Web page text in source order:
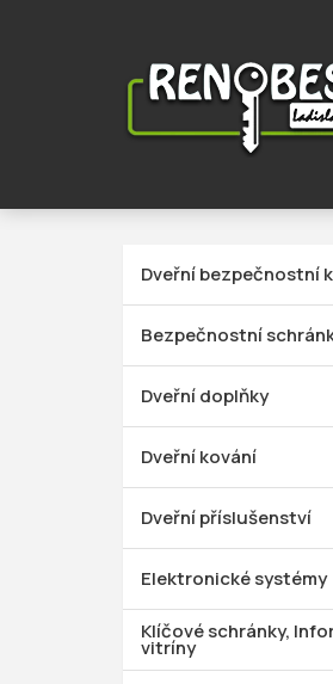
p
n
l
Dveřní bezpečnostní
Bezpečnostní
Dveřní doplňky
Dveřní kování
Dveřní příslušenství
Elektronické systémy
Klíčové schránky,
vitríny